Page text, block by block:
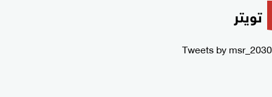
تويتر
Tweets by msr_2030